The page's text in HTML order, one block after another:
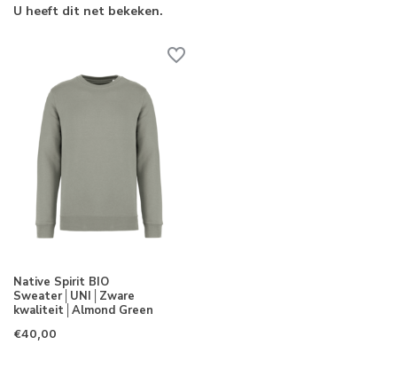
U heeft dit net bekeken.
Native Spirit BIO
Sweater│UNI│Zware
kwaliteit│Almond Green
€40,00